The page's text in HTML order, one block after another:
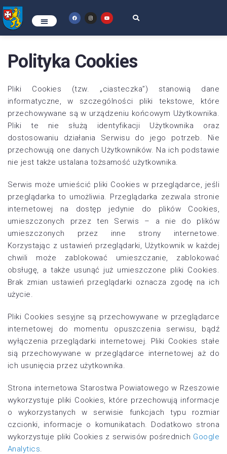
Polityka Cookies
Pliki Cookies (tzw. „ciasteczka”) stanowią dane
informatyczne, w szczególności pliki tekstowe, które
przechowywane są w urządzeniu końcowym Użytkownika.
Pliki te nie służą identyfikacji Użytkownika oraz
dostosowaniu działania Serwisu do jego potrzeb. Nie
przechowują one danych Użytkowników. Na ich podstawie
nie jest także ustalana tożsamość użytkownika.
Serwis może umieścić pliki Cookies w przeglądarce, jeśli
przeglądarka to umożliwia. Przeglądarka zezwala stronie
internetowej na dostęp jedynie do plików Cookies,
umieszczonych przez ten Serwis – a nie do plików
umieszczonych przez inne strony internetowe.
Korzystając z ustawień przeglądarki, Użytkownik w każdej
chwili może zablokować umieszczanie, zablokować
obsługę, a także usunąć już umieszczone pliki Cookies.
Brak zmian ustawień przeglądarki oznacza zgodę na ich
użycie.
Pliki Cookies sesyjne są przechowywane w przeglądarce
internetowej do momentu opuszczenia serwisu, bądź
wyłączenia przeglądarki internetowej. Pliki Cookies stałe
sią przechowywane w przeglądarce internetowej aż do
ich usunięcia przez użytkownika.
Strona internetowa Starostwa Powiatowego w Rzeszowie
wykorzystuje pliki Cookies, które przechowują informacje
o wykorzystanych w serwisie funkcjach typu rozmiar
czcionki, informacje o komunikatach. Dodatkowo strona
wykorzystuje pliki Cookies z serwisów pośrednich Google
Analytics.